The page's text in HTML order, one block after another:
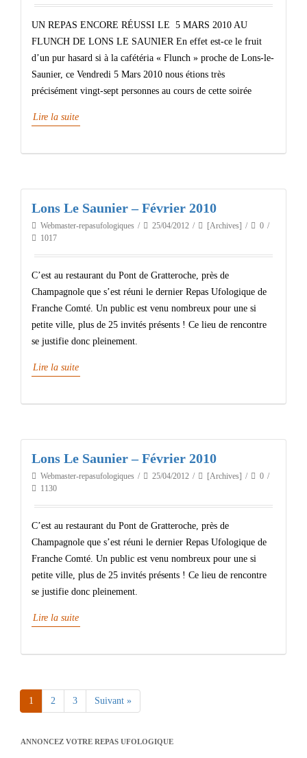
UN REPAS ENCORE RÉUSSI LE 5 MARS 2010 AU
FLUNCH DE LONS LE SAUNIER En effet est-ce le fruit
d’un pur hasard si à la cafétéria « Flunch » proche de Lons-le-
Saunier, ce Vendredi 5 Mars 2010 nous étions très
précisément vingt-sept personnes au cours de cette soirée
Lire la suite
Lons Le Saunier – Février 2010
Webmaster-repasufologiques 25/04/2012 [Archives]
0
1017
C’est au restaurant du Pont de Gratteroche, près de
Champagnole que s’est réuni le dernier Repas Ufologique de
Franche Comté. Un public est venu nombreux pour une si
petite ville, plus de 25 invités présents ! Ce lieu de rencontre
se justifie donc pleinement.
Lire la suite
Lons Le Saunier – Février 2010
Webmaster-repasufologiques 25/04/2012 [Archives]
0
1130
C’est au restaurant du Pont de Gratteroche, près de
Champagnole que s’est réuni le dernier Repas Ufologique de
Franche Comté. Un public est venu nombreux pour une si
petite ville, plus de 25 invités présents ! Ce lieu de rencontre
se justifie donc pleinement.
Lire la suite
1 2 3 Suivant »
ANNONCEZ VOTRE REPAS UFOLOGIQUE